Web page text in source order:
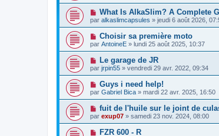
What Is AlkaSlim? A Complete
par alkaslimcapsules » jeudi 6 août 2026,
Choisir sa première moto
par AntoineE » lundi 25 août 2025, 10:37
Le garage de JR
par jrpin55 » vendredi 29 avr. 2022, 09:34
Guys i need help!
par Gabriel Bica » mardi 22 avr. 2025, 16:50
fuit de l'huile sur le joint de
par exup07 » samedi 23 nov. 2024, 08:00
FZR 600 - R